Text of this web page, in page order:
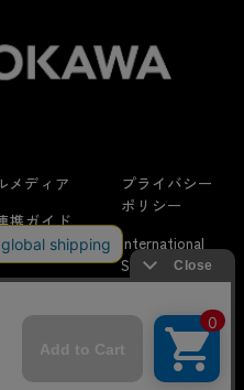
メディア
携ガイド
プライバシー
ポリシー
International
Shipping
リクエスト
コンテンツの最適な提供、ト
を使用しています。
の利用に同意したことも